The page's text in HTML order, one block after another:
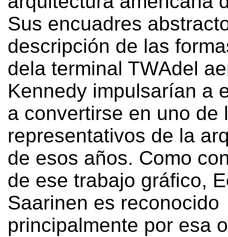
Sus encuadres
descripción de las
dela terminal TWAdel
Kennedy impulsarían a
a convertirse en uno de
representativos de la
de esos años. Como
de ese trabajo gráfico,
Saarinen es reconocido
principalmente por esa